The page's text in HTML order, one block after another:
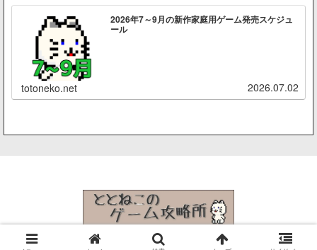
2026年7～9月の新作家庭用ゲーム発売スケジュ
ール
totoneko.net 2026.07.02
© 2015 ととねこのゲーム攻略所.